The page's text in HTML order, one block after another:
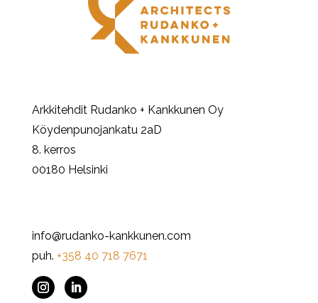
Arkkitehdit Rudanko + Kankkunen Oy
Köydenpunojankatu 2aD
8. kerros
00180 Helsinki
info@rudanko-kankkunen.com
puh. +358 40 718 7671